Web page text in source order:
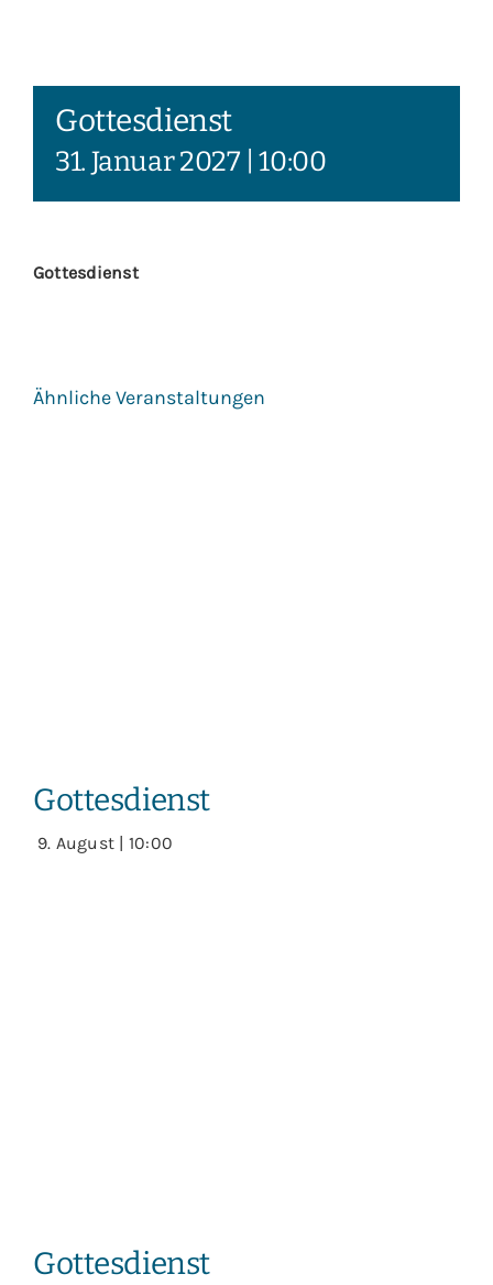
Gottesdienst
31. Januar 2027 | 10:00
Gottesdienst
Ähnliche Veranstaltungen
Gottesdienst
9. August | 10:00
Gottesdienst